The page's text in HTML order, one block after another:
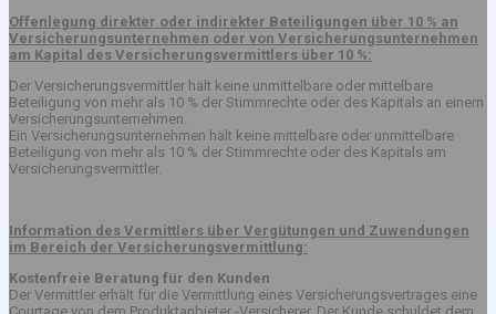
Offenlegung direkter oder indirekter Beteiligungen über 10 % an
Versicherungsunternehmen oder von Versicherungsunternehmen
am Kapital des Versicherungsvermittlers über 10 %:
Der Versicherungsvermittler hält keine unmittelbare oder mittelbare
Beteiligung von mehr als 10 % der Stimmrechte oder des Kapitals an einem
Versicherungsunternehmen.
Ein Versicherungsunternehmen hält keine mittelbare oder unmittelbare
Beteiligung von mehr als 10 % der Stimmrechte oder des Kapitals am
Versicherungsvermittler.
Information des Vermittlers über Vergütungen und Zuwendungen
im Bereich der Versicherungsvermittlung:
Kostenfreie Beratung für den Kunden
Der Vermittler erhält für die Vermittlung eines Versicherungsvertrages eine